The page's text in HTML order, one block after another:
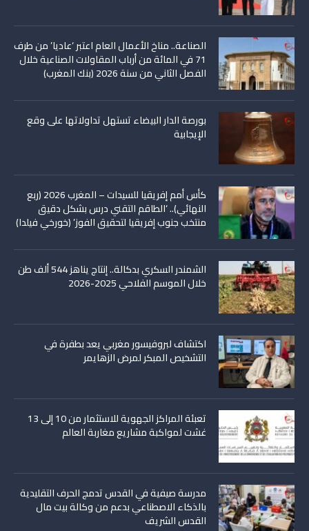
الصناعة.. مناخ الأعمال العام اعتبر ‘عاديا’ من طرف
71 في المائة من أرباب المقاولات الصناعية خلال
الفصل الثاني من سنة 2026 (بنك المغرب)
بورصة الدار البيضاء تستهل تداولاتها على وقع
الإيجابية
كأس أمم إفريقيا للسيدات – المغرب 2026 (ربع
النهائي).. ‘الطاقم التقني درس بشكل دقيق
منتخب جنوب إفريقيا لتحقيق الفوز’ (خورخي فيلدا)
الشمندر السكري بدكالة.. إنتاج يناهز 544 ألف طن
خلال الموسم الفلاحي 2025-2026
اكتشاف لبروفيسور مغربي يعد بطفرة في
التشخيص المبكر لمرض الزهايمر
تعبئة المراكز الجهوية للاستثمار من 10 إلى 13
غشت لمواكبة مشاريع مغاربة العالم
مدرسة صيفية في القدس تدمج الحرف التقليدية
بالذكاء الاصطناعي بدعم من وكالة بيت مال
القدس الشريف